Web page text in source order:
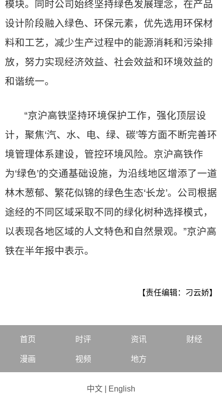
模块。同时公司始终坚持绿色发展理念，在产品
设计阶段融入绿色、环保元素，优先选用环保材
料和工艺，减少生产过程中的能源消耗和污染排
放，努力实现经济效益、社会效益和环境效益的
和谐统一。
“京沪高铁坚持环境保护工作，强化顶层设
计，聚焦‘汽、水、电、绿、碳’等方面不断完善环
境管理体系建设，管控环境风险。京沪高铁作
为‘绿色’的交通基础设施，为沿线地区增添了一道
林木葱郁、繁花似锦的绿色生态‘长龙’。公司根据
途经的不同区域采取不同的绿化树种选择模式，
以表现各地区域的人文特色和自然景观。”京沪高
铁在半年报中表示。
【责任编辑：刁云娇】
首页 时评 资讯 财经
漫画 视频 地方
中文 English